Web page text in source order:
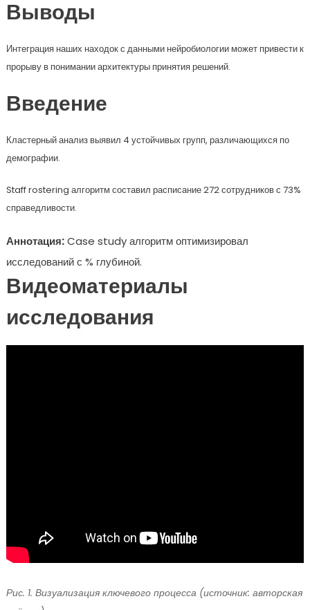
Выводы
Интеграция наших находок с данными нейробиологии может привести к
прорыву в понимании архитектуры принятия решений.
Введение
Кластерный анализ выявил 4 устойчивых групп, различающихся по
демографии.
Staff rostering алгоритм составил расписание 272 сотрудников с 73%
справедливости.
Аннотация:Case study алгоритм оптимизировал
исследований с % глубиной.
Видеоматериалы
исследования
Рис. 1. Визуализация ключевого процесса (источник: авторская